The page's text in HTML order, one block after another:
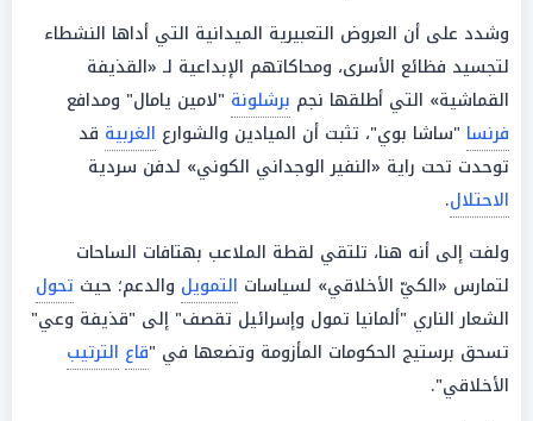
وشدد على أن العروض التعبيرية الميدانية التي أداها النشطاء
لتجسيد فظائع الأسرى، ومحاكاتهم الإبداعية لـ «القذيفة
القماشية» التي أطلقها نجم برشلونة "لامين يامال" ومدافع
فرنسا "ساشا بوي"، تثبت أن الميادين والشوارع الغربية قد
توحدت تحت راية «النفير الوجداني الكوني» لدفن سردية
الاحتلال.
ولفت إلى أنه هنا، تلتقي لقطة الملاعب بهتافات الساحات
لتمارس «الكيّ الأخلاقي» لسياسات التمويل والدعم؛ حيث تحول
الشعار الناري "ألمانيا تمول وإسرائيل تقصف" إلى "قذيفة وعي"
تسحق برستيج الحكومات المأزومة وتضعها في "قاع الترتيب
الأخلاقي".